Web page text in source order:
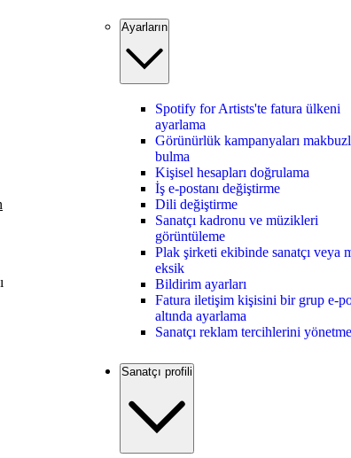
Ayarların
Spotify for Artists'te fatura ülkeni
ayarlama
Görünürlük kampanyaları
bulma
Kişisel hesapları doğrulama
İş e-postanı değiştirme
Dili değiştirme
Sanatçı kadronu ve müzikleri
görüntüleme
Plak şirketi ekibinde sanatçı veya
eksik
Bildirim ayarları
Fatura iletişim kişisini bir grup e-
altında ayarlama
Sanatçı reklam tercihlerini yönetme
Sanatçı profili